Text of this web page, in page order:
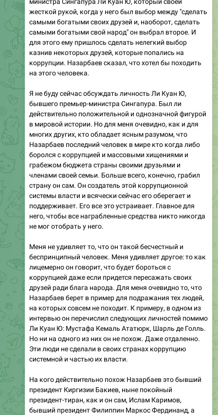
жесткой рукой, когда у него был выбор между "сделать
самыми богатыми своих друзей и, наоборот, cделать
самыми богатыми свой народ" он выбрал второе. И
для этого ему пришлось сделать нелегкий выбор
казнив некоторых друзей, которые попались на
коррупции. Назарбаев сказал, что хотел бы походить
на этого человека.
Я не буду сейчас обсуждать личность Ли Куан Ю,
бывшего премьер-министра Сингапура. Был ли
действительно положительной и однозначной фигурой
в мировой истории. Но для меня очевидно, как и для
многих других, кто обладает ясным разумом, что
Назарбаев последний человек в мире кто когда либо
боролся с коррупцией и массовыми хищениями и
грабежом бюджета страны своими друзьями и
членами своей семьи. Больше всего, конечно, грабил
страну он сам. Он создатель этой коррупционной
системы власти и всячески сейчас его оберегает и
поддерживает. Его все это устраивает. Главное для
него, чтобы все награбленные средства никто никогда
не мог отобрать у него.
Меня не удивляет то, что он такой бесчестный и
беспринципный человек. Меня удивляет другое: то как
лицемерно он говорит, что будет бороться с
коррупцией даже если придется пересажать своих
друзей ради блага народа. Для меня очевидно то, что
Назарбаев берет в пример для подражания тех людей,
на которых совсем не походит. К примеру, в одном из
интервью он перечислил следующих личностей помимо
Ли Куан Ю: Мустафа Кемаль Ататюрк, Шарль де Голль.
Но ни на одного из них он не похож. Даже отдаленно.
Эти люди не сделали в своих странах коррупцию
системной и частью их власти.
На кого действительно похож Назарбаев это бывший
президент Киргизии Бакиев, ныне покойный
президент-тиран, как и он сам, Ислам Каримов,
бывший президент Филиппин Маркос Фердинанд, а